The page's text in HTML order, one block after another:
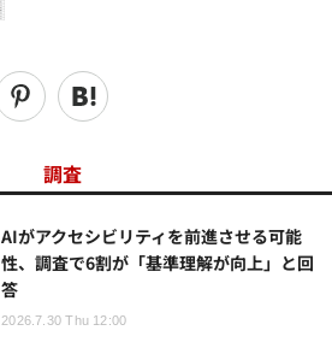
調査
AIがアクセシビリティを前進させる可能
性、調査で6割が「基準理解が向上」と回
答
2026.7.30 Thu 12:00